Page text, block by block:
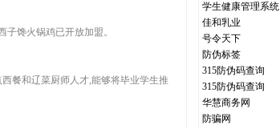
馋火锅鸡已开放加盟。
餐和辽菜厨师人才,能够将毕业学生推
学生健康管理系统
佳和乳业
号令天下
防伪标签
315防伪码查询
315防伪码查询
华慧商务网
防骗网